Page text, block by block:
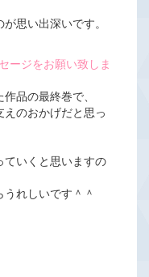
思い出深いです。
ジをお願い致しま
品の最終巻で、
のおかげだと思っ
いくと思いますの
れしいです＾＾